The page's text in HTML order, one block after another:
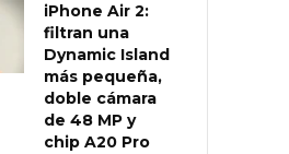
iPhone Air 2:
filtran una
Dynamic Island
más pequeña,
doble cámara
de 48 MP y
chip A20 Pro